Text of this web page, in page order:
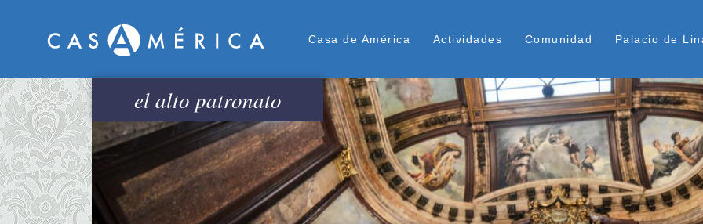
Menú Superior
Casa de América Actividades Comunidad Palacio de
el alto patronato